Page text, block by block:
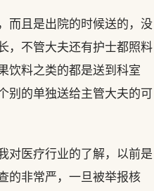
而且是出院的时候送的，没
，不管大夫还有护士都照料
饮料之类的都是送到科室
别的单独送给主管大夫的可
对医疗行业的了解，以前是
的非常严，一旦被举报核